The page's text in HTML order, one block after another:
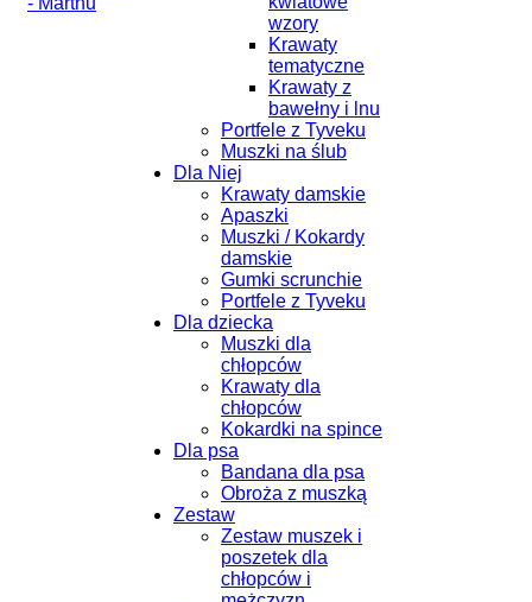
wzory
Krawaty
tematyczne
Krawaty z
bawełny i lnu
Portfele z Tyveku
Muszki na ślub
Dla Niej
Krawaty damskie
Apaszki
Muszki / Kokardy
damskie
Gumki scrunchie
Portfele z Tyveku
Dla dziecka
Muszki dla
chłopców
Krawaty dla
chłopców
Kokardki na spince
Dla psa
Bandana dla psa
Obroża z muszką
Zestaw
Zestaw muszek i
poszetek dla
chłopców i